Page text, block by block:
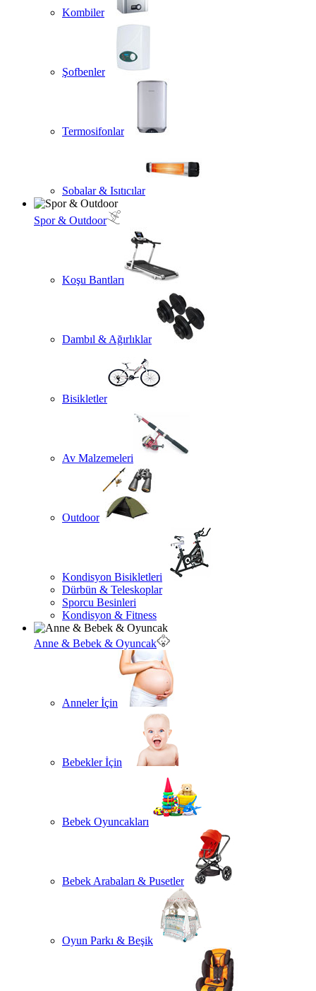
Kombiler
Şofbenler
Termosifonlar
Sobalar & Isıtıcılar
Spor & Outdoor
Koşu Bantları
Dambıl & Ağırlıklar
Bisikletler
Av Malzemeleri
Outdoor
Kondisyon Bisikletleri
Dürbün & Teleskoplar
Sporcu Besinleri
Kondisyon & Fitness
Anne & Bebek & Oyuncak
Anneler İçin
Bebekler İçin
Bebek Oyuncakları
Bebek Arabaları & Pusetler
Oyun Parkı & Beşik